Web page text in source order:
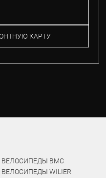
КАРТУ
ВЕЛОСИПЕДЫ BMC
ВЕЛОСИПЕДЫ WILIER